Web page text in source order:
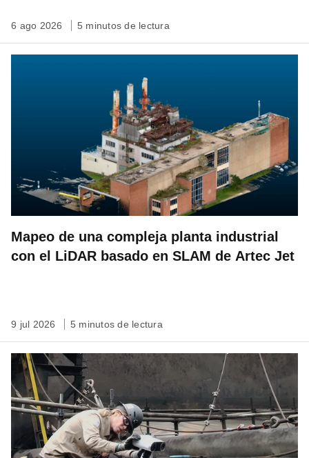
6 ago 2026 5 minutos de lectura
Mapeo de una compleja planta industrial
con el LiDAR basado en SLAM de Artec Jet
9 jul 2026 5 minutos de lectura